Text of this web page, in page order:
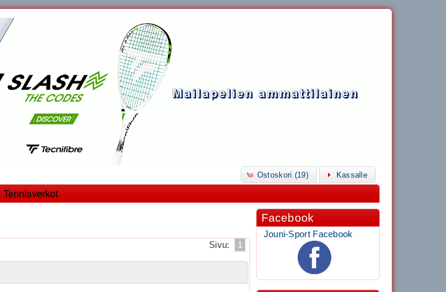
Ostoskori (19) Kassalle
Tennisverkot
Sivu: 1
Facebook
Jouni-Sport Facebook